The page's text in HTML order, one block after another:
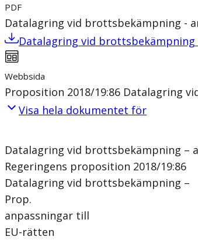
PDF
Datalagring vid brottsbekämpning -
Datalagring vid
Webbsida
Proposition 2018/19:86 Datalagring
Visa hela dokumentet för
Datalagring vid brottsbekämpning –
Regeringens proposition 2018/19:86
Datalagring vid brottsbekämpning –
Prop.
anpassningar till
EU-rätten